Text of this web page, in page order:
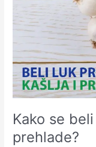
Kako se
prehlade?
protiv
kašlja